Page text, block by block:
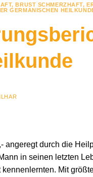
,BRUST SCHMERZHAFT,
GERMANISCHEN
angeregt durch die
in seinen letzten
Mit